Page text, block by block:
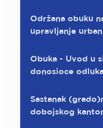
Održana obuku
upravljanje
Obuka - Uvod u
donosioce
Sastanak
dobojskog